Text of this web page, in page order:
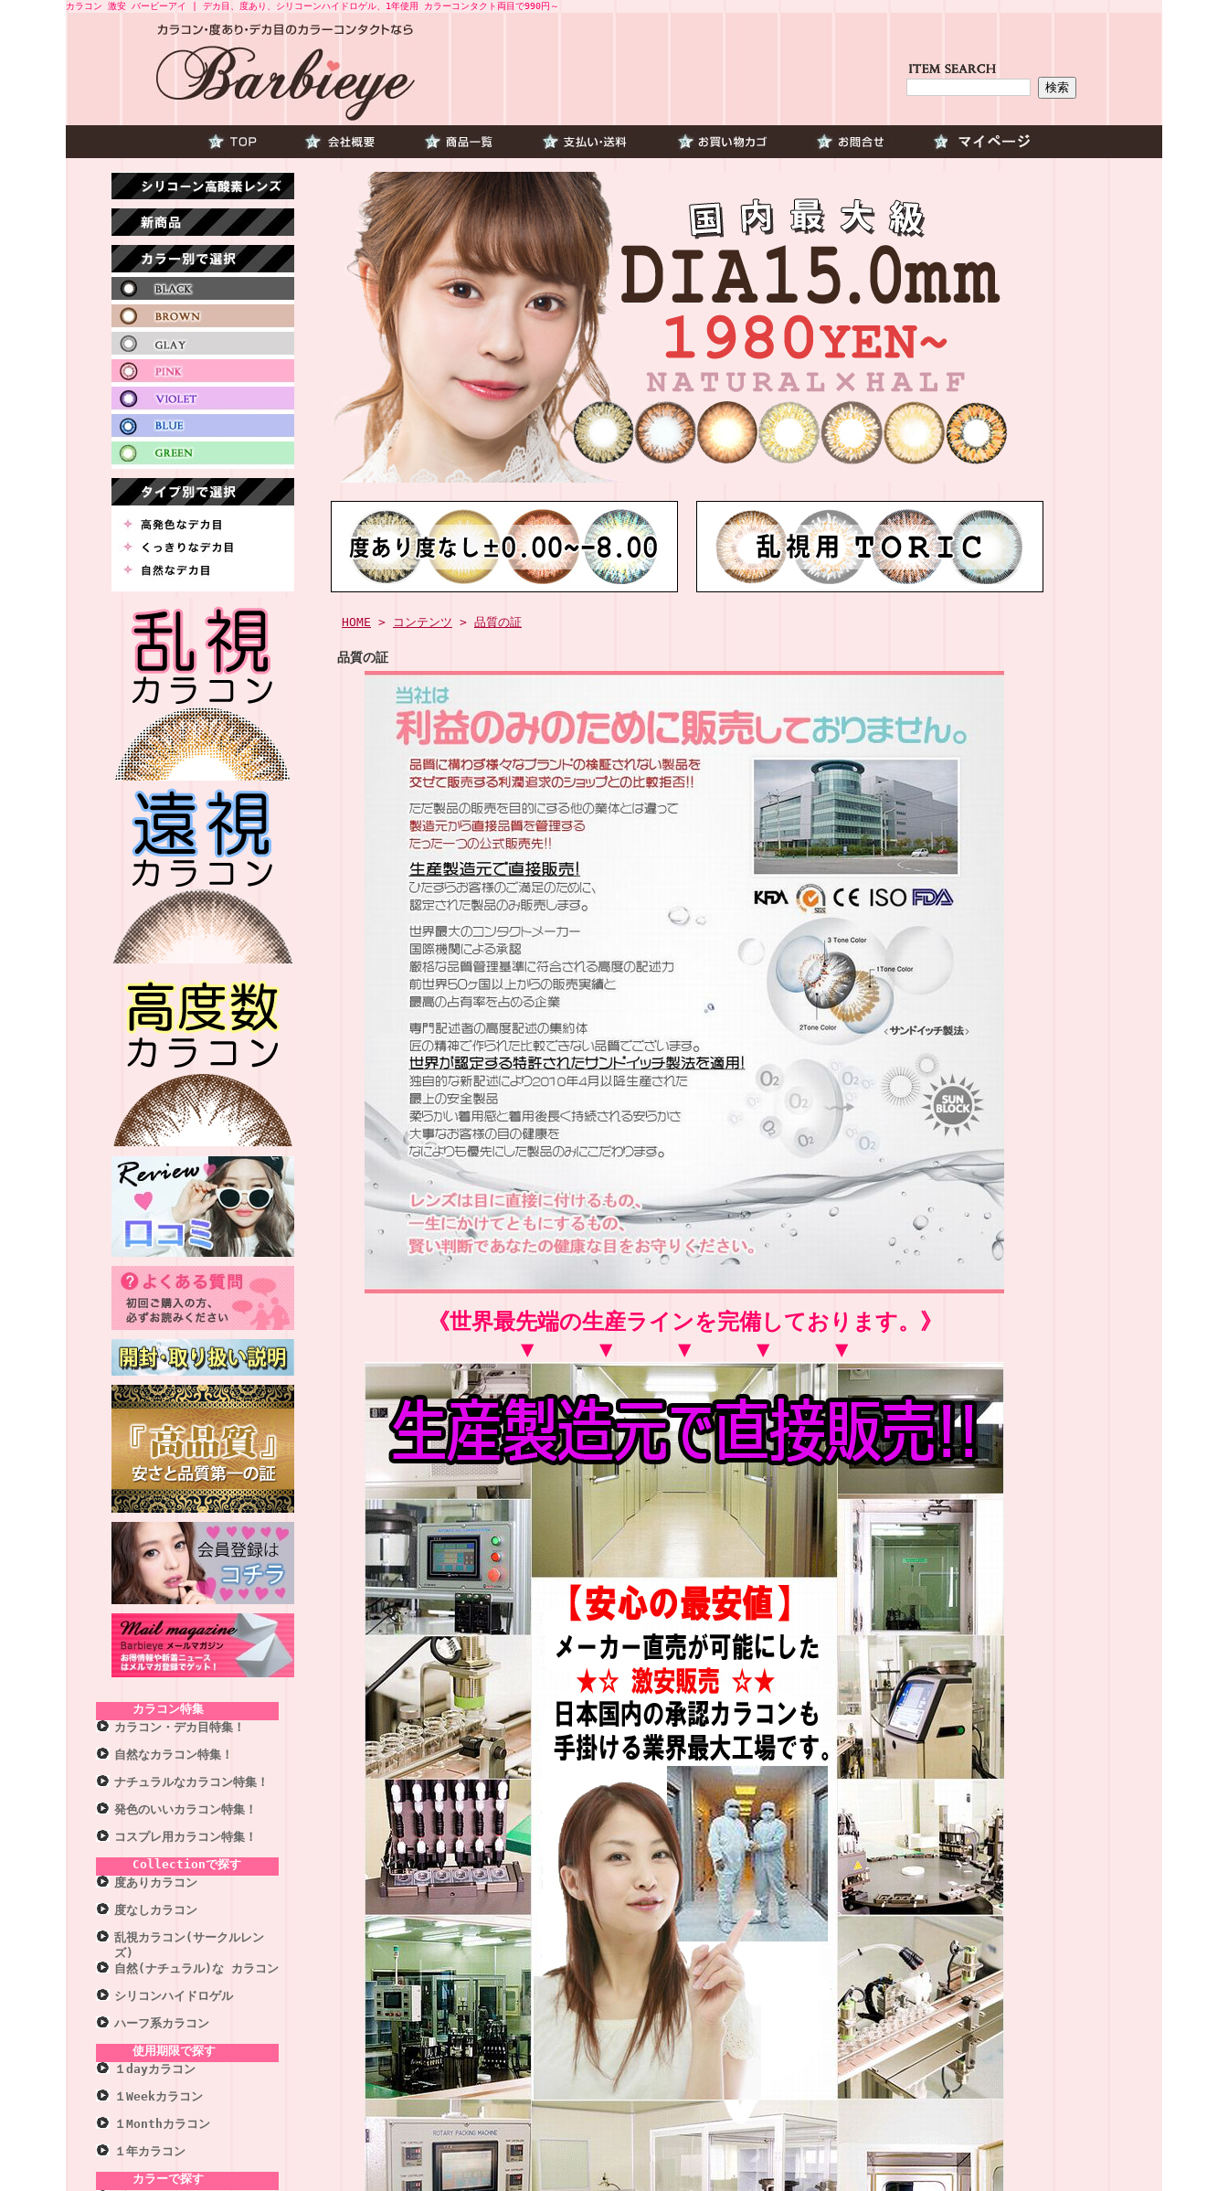
カラコン 激安 バービーアイ | デカ目、度あり、シリコーンハイドロゲル、1年使用 カラーコンタクト両目で990円～
カラコン特集
カラコン・デカ目特集！
自然なカラコン特集！
ナチュラルなカラコン特集！
発色のいいカラコン特集！
コスプレ用カラコン特集！
Collectionで探す
度ありカラコン
度なしカラコン
乱視カラコン(サークルレン
ズ)
自然(ナチュラル)な カラコン
シリコンハイドロゲル
ハーフ系カラコン
使用期限で探す
１dayカラコン
１Weekカラコン
１Monthカラコン
１年カラコン
カラーで探す
HOME > コンテンツ > 品質の証
品質の証
《世界最先端の生産ラインを完備しております。》
▼ ▼ ▼ ▼ ▼